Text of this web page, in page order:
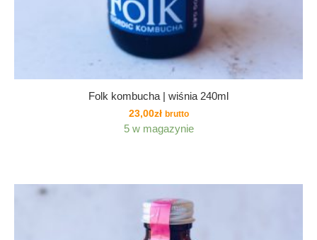
Folk kombucha | wiśnia 240ml
23,00zł brutto
5 w magazynie